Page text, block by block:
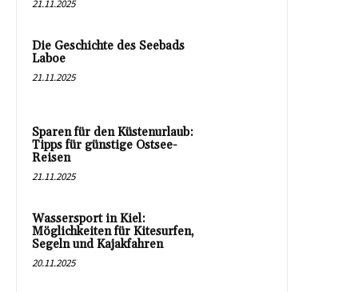
21.11.2025
Die Geschichte des Seebads
Laboe
21.11.2025
Sparen für den Küstenurlaub:
Tipps für günstige Ostsee-
Reisen
21.11.2025
Wassersport in Kiel:
Möglichkeiten für Kitesurfen,
Segeln und Kajakfahren
20.11.2025